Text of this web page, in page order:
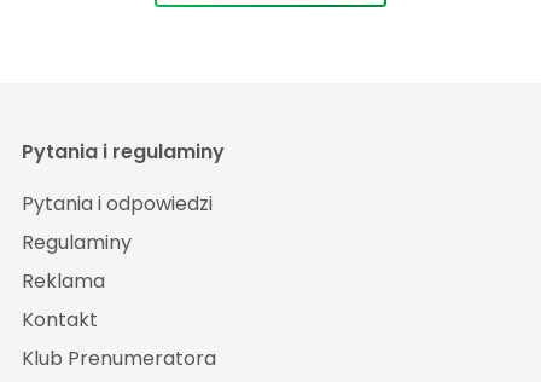
Pytania i regulaminy
Pytania i odpowiedzi
Regulaminy
Reklama
Kontakt
Klub Prenumeratora